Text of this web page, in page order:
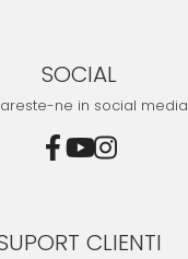
SOCIAL
ne in social media
CLIENTI